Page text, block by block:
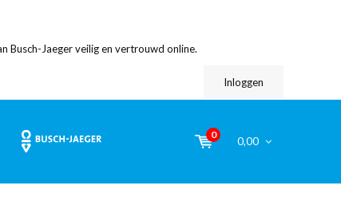
Busch-Jaeger veilig en vertrouwd online.
Inloggen
0
0,00